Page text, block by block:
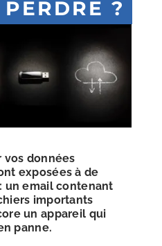
?
vos données
exposées à de
un email contenant
importants
un appareil qui
panne.